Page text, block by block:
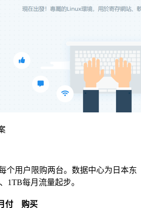
个用户限购两台。数据中心为日本东
1TB每月流量起步。
付 购买